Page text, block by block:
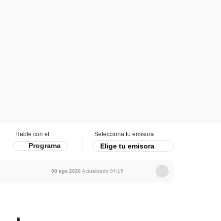
Hable con el
Programa
Selecciona tu emisora
Elige tu emisora
08 ago 2026 Actualizado 04:15